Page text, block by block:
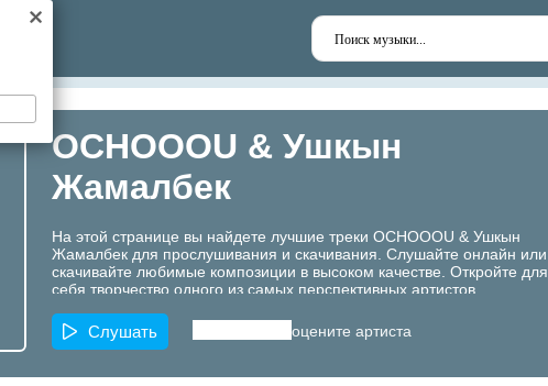
OCHOOOU & Ушкын
Жамалбек
На этой странице вы найдете лучшие треки OCHOOOU & Ушкын
Жамалбек для прослушивания и скачивания. Слушайте онлайн или
скачивайте любимые композиции в высоком качестве. Откройте для
себя творчество одного из самых перспективных артистов
Слушать оцените артиста